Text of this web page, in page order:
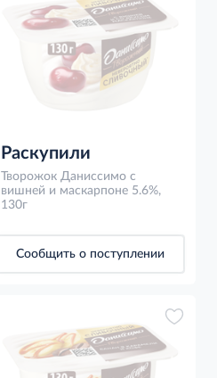
Раскупили
Творожок Даниссимо с
вишней и маскарпоне 5.6%,
130г
Сообщить о поступлении